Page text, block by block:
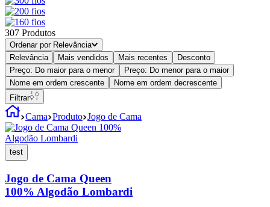
307 Produtos
Ordenar por Relevância
Relevância
Mais vendidos Mais recentes
Desconto
Preço: Do maior para o menor
Preço: Do menor para o maior
Nome em ordem crescente
Nome em ordem decrescente
Filtrar
Cama Produto Jogo de Cama
test
Jogo de Cama Queen
100% Algodão Lombardi